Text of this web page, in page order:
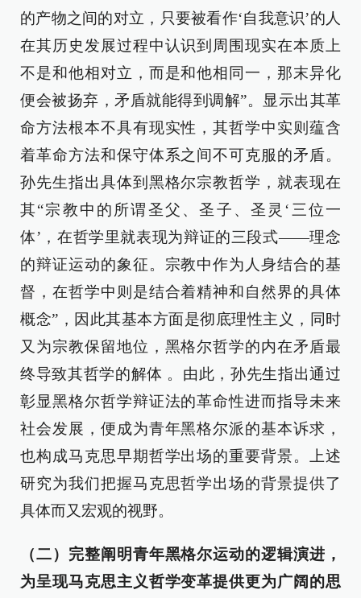
的产物之间的对立，只要被看作‘自我意识’的人
在其历史发展过程中认识到周围现实在本质上
不是和他相对立，而是和他相同一，那末异化
便会被扬弃，矛盾就能得到调解”。显示出其革
命方法根本不具有现实性，其哲学中实则蕴含
着革命方法和保守体系之间不可克服的矛盾。
孙先生指出具体到黑格尔宗教哲学，就表现在
其“宗教中的所谓圣父、圣子、圣灵‘三位一
体’，在哲学里就表现为辩证的三段式——理念
的辩证运动的象征。宗教中作为人身结合的基
督，在哲学中则是结合着精神和自然界的具体
概念”，因此其基本方面是彻底理性主义，同时
又为宗教保留地位，黑格尔哲学的内在矛盾最
终导致其哲学的解体 。由此，孙先生指出通过
彰显黑格尔哲学辩证法的革命性进而指导未来
社会发展，便成为青年黑格尔派的基本诉求，
也构成马克思早期哲学出场的重要背景。上述
研究为我们把握马克思哲学出场的背景提供了
具体而又宏观的视野。
（二）完整阐明青年黑格尔运动的逻辑演进，
为呈现马克思主义哲学变革提供更为广阔的思